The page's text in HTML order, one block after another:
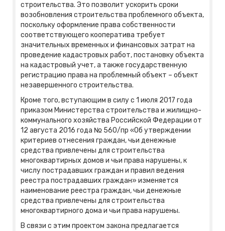
строительства. Это позволит ускорить сроки
возобновления строительства проблемного объекта,
поскольку оформление права собственности
соответствующего кооператива требует
значительных временных и финансовых затрат на
проведение кадастровых работ, постановку объекта
на кадастровый учет, а также государственную
регистрацию права на проблемный объект – объект
незавершенного строительства.
Кроме того, вступающим в силу с 1 июля 2017 года
приказом Министерства строительства и жилищно-
коммунального хозяйства Российской Федерации от
12 августа 2016 года № 560/пр «Об утверждении
критериев отнесения граждан, чьи денежные
средства привлечены для строительства
многоквартирных домов и чьи права нарушены, к
числу пострадавших граждан и правил ведения
реестра пострадавших граждан» изменяется
наименование реестра граждан, чьи денежные
средства привлечены для строительства
многоквартирного дома и чьи права нарушены.
В связи с этим проектом закона предлагается